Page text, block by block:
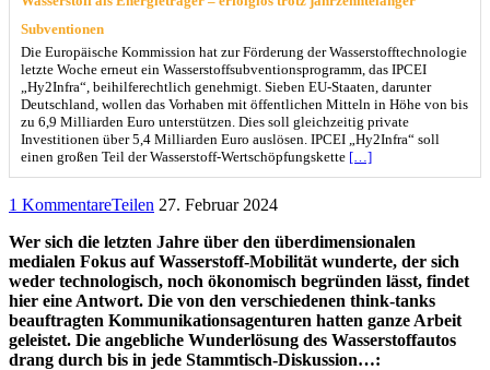
Subventionen
Die Europäische Kommission hat zur Förderung der Wasserstofftechnologie
letzte Woche erneut ein Wasserstoffsubventionsprogramm, das IPCEI
„Hy2Infra“, beihilferechtlich genehmigt. Sieben EU-Staaten, darunter
Deutschland, wollen das Vorhaben mit öffentlichen Mitteln in Höhe von bis
zu 6,9 Milliarden Euro unterstützen. Dies soll gleichzeitig private
Investitionen über 5,4 Milliarden Euro auslösen. IPCEI „Hy2Infra“ soll
einen großen Teil der Wasserstoff-Wertschöpfungskette […]
1 KommentareTeilen 27. Februar 2024
Wer sich die letzten Jahre über den überdimensionalen
medialen Fokus auf Wasserstoff-Mobilität wunderte, der sich
weder technologisch, noch ökonomisch begründen lässt, findet
hier eine Antwort. Die von den verschiedenen think-tanks
beauftragten Kommunikationsagenturen hatten ganze Arbeit
geleistet. Die angebliche Wunderlösung des Wasserstoffautos
drang durch bis in jede Stammtisch-Diskussion…: